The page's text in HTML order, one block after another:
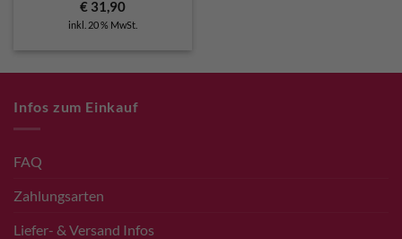
€ 31,90
inkl. 20 % MwSt.
Infos zum Einkauf
FAQ
Zahlungsarten
Liefer- & Versand Infos